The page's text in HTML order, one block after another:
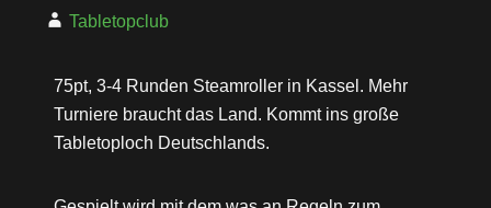
Tabletopclub
75pt, 3-4 Runden Steamroller in Kassel. Mehr
Turniere braucht das Land. Kommt ins große
Tabletoploch Deutschlands.